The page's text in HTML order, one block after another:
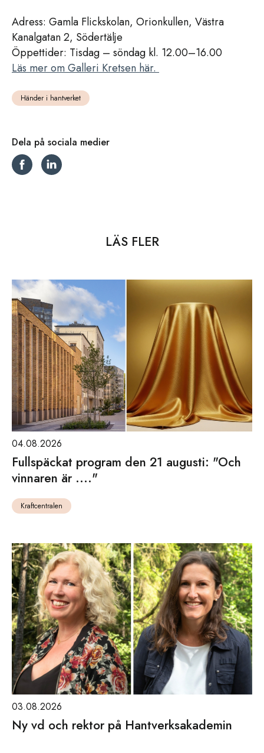
Adress: Gamla Flickskolan, Orionkullen, Västra
Kanalgatan 2, Södertälje
Öppettider: Tisdag – söndag kl. 12.00–16.00
Läs mer om Galleri Kretsen här.
Händer i hantverket
Dela på sociala medier
LÄS FLER
04.08.2026
Fullspäckat program den 21 augusti: "Och
vinnaren är ...."
Kraftcentralen
03.08.2026
Ny vd och rektor på Hantverksakademin